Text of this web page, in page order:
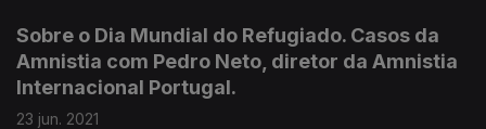
Sobre o Dia Mundial do Refugiado. Casos da
Amnistia com Pedro Neto, diretor da Amnistia
Internacional Portugal.
23 jun. 2021